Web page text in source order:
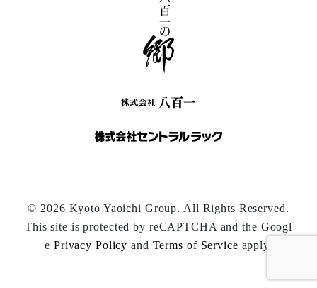
© 2026 Kyoto Yaoichi Group. All Rights Reserved.
This site is protected by reCAPTCHA and the Googl
e Privacy Policy and Terms of Service apply.